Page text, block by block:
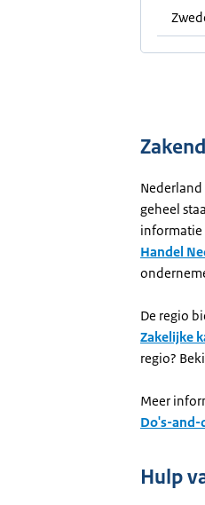
geheel
informatie
Handel
De regio
Zakelijke
regio?
Meer
Do's-and-
Hulp